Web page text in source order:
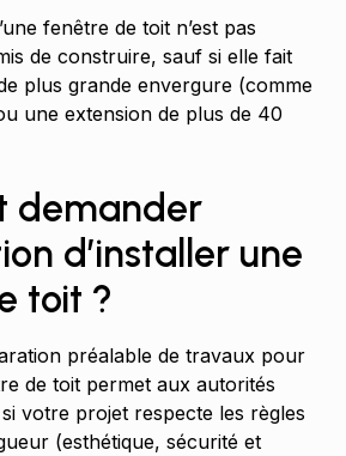
fenêtre de toit n’est pas
de construire, sauf si elle fait
plus grande envergure (comme
une extension de plus de 40
demander
d’installer une
toit ?
préalable de travaux pour
de toit permet aux autorités
votre projet respecte les règles
(esthétique, sécurité et